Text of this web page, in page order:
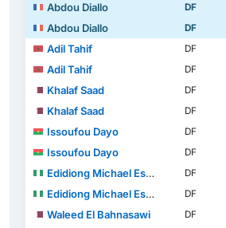
Abdou Diallo
DF
Abdou Diallo
DF
Adil Tahif
DF
Adil Tahif
DF
Khalaf Saad
DF
Khalaf Saad
DF
Issoufou Dayo
DF
Issoufou Dayo
DF
Edidiong Michael Essien
DF
Edidiong Michael Essien
DF
Waleed El Bahnasawi
DF